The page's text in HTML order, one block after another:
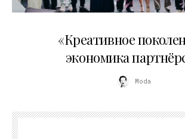
«Креативное
экономика
Moda